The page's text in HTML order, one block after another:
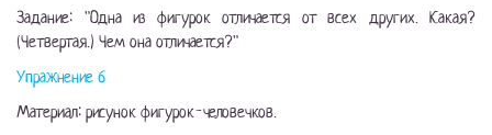
Задание: "Одна из фигурок отличается от всех других. Какая?
(Четвертая.) Чем она отличается?"
Упражнение 6
Материал: рисунок фигурок-человечков.